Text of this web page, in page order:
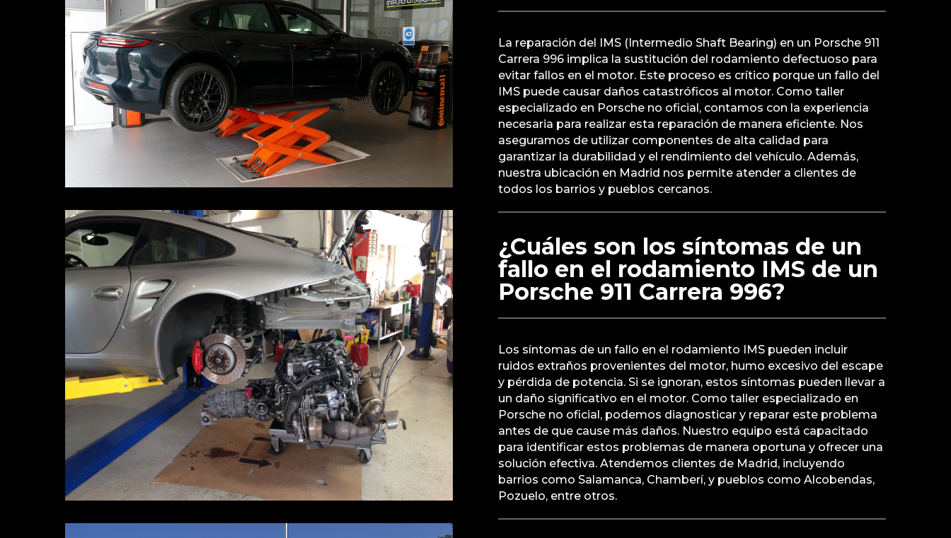
La reparación del IMS (Intermedio Shaft Bearing) en un Porsche 911
Carrera 996 implica la sustitución del rodamiento defectuoso para
evitar fallos en el motor. Este proceso es crítico porque un fallo del
IMS puede causar daños catastróficos al motor. Como taller
especializado en Porsche no oficial, contamos con la experiencia
necesaria para realizar esta reparación de manera eficiente. Nos
aseguramos de utilizar componentes de alta calidad para
garantizar la durabilidad y el rendimiento del vehículo. Además,
nuestra ubicación en Madrid nos permite atender a clientes de
todos los barrios y pueblos cercanos.
¿Cuáles son los síntomas de un
fallo en el rodamiento IMS de un
Porsche 911 Carrera 996?
Los síntomas de un fallo en el rodamiento IMS pueden incluir
ruidos extraños provenientes del motor, humo excesivo del escape
y pérdida de potencia. Si se ignoran, estos síntomas pueden llevar a
un daño significativo en el motor. Como taller especializado en
Porsche no oficial, podemos diagnosticar y reparar este problema
antes de que cause más daños. Nuestro equipo está capacitado
para identificar estos problemas de manera oportuna y ofrecer una
solución efectiva. Atendemos clientes de Madrid, incluyendo
barrios como Salamanca, Chamberí, y pueblos como Alcobendas,
Pozuelo, entre otros.